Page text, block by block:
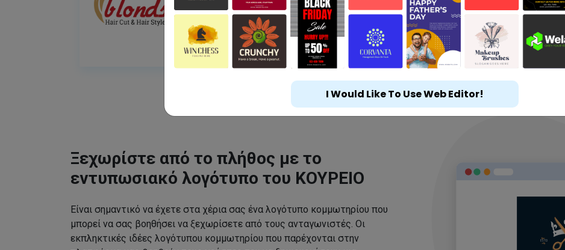
Ξεχωρίστε από το πλήθος με το
εντυπωσιακό λογότυπο του ΚΟΥΡΕΙΟ
Είναι σημαντικό να έχετε στα χέρια σας ένα λογότυπο κομμωτηρίου που
μπορεί να σας βοηθήσει να ξεχωρίσετε από τους ανταγωνιστές. Οι
εκπληκτικές ιδέες λογότυπου κομμωτηρίου που παρέχονται στην
I Would Like To Use Web Editor!